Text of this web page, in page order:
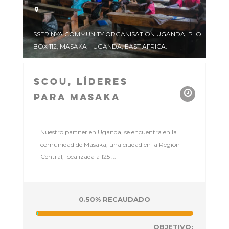
SSERINYA COMMUNITY ORGANISATION UGANDA, P. O.
BOX 112, MASAKA – UGANDA, EAST AFRICA.
SCOU, Líderes
Para Masaka
Nuestro partner en Uganda, se encuentra en la
comunidad de Masaka, una ciudad en la Región
Central, localizada a 125 ...
0.50% RECAUDADO
OBJETIVO: